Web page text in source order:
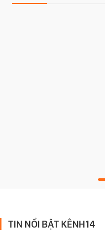
TIN NỔI BẬT KÊNH14